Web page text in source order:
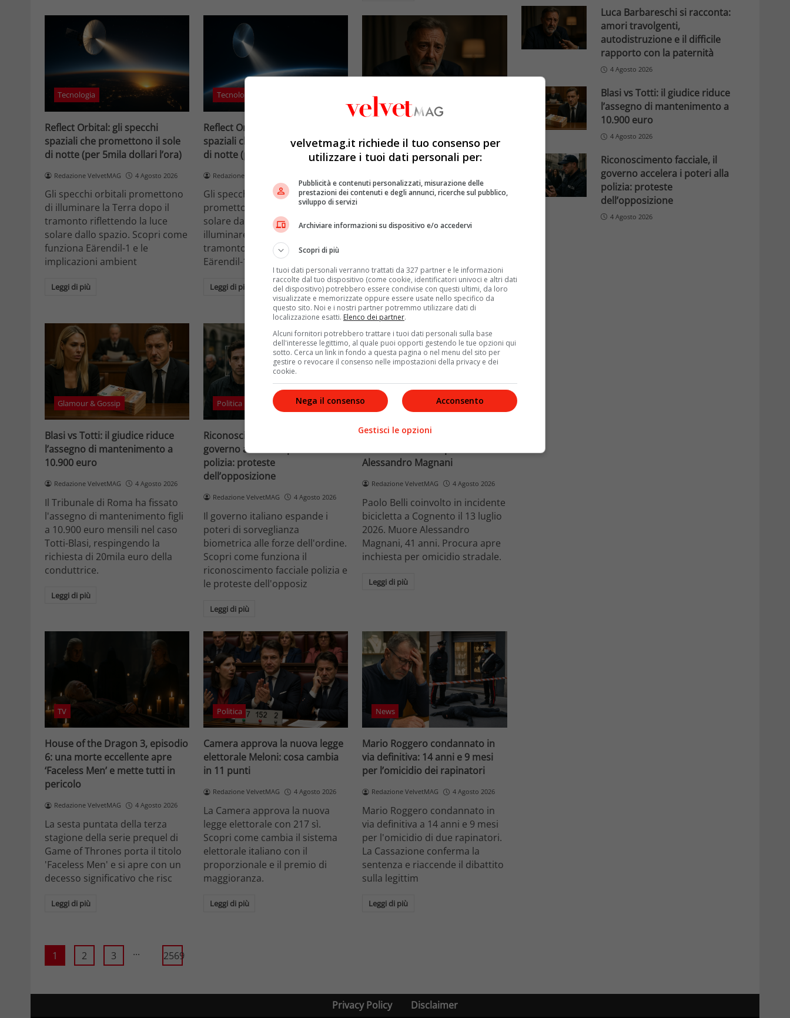
Tecnologia
Reflect Orbital: gli specchi
spaziali che promettono il sole
di notte (per 5mila dollari l’ora)
Redazione VelvetMAG 4 Agosto 2026
Gli specchi orbitali promettono
di illuminare la Terra dopo il
tramonto riflettendo la luce
solare dallo spazio. Scopri come
funziona Eärendil-1 e le
implicazioni ambient
Leggi di più
Tecnologia
Reflect Orbital: gli specchi
spaziali che promettono il sole
di notte (per 5mila dollari l’ora)
Redazione VelvetMAG
Gli specchi orbitali spaziali
promettono di riflettere la luce
solare dallo spazio per
illuminare la Terra dopo il
tramonto. Scopri come funziona
Eärendil-1 e le implicaz
Leggi di più
Esclusiva Velvet
amori travolgenti,
autodistruzione e il difficile
rapporto con la paternità
Redazione VelvetMAG 4 Agosto 2026
70 anni in un'intervista intima:
rapporto con la paternità
Leggi di più
Glamour & Gossip
Blasi vs Totti: il giudice riduce
l’assegno di mantenimento a
10.900 euro
Redazione VelvetMAG 4 Agosto 2026
Il Tribunale di Roma ha fissato
l'assegno di mantenimento figli
a 10.900 euro mensili nel caso
Totti-Blasi, respingendo la
richiesta di 20mila euro della
conduttrice.
Leggi di più
Politica
Riconoscimento facciale, il
governo accelera i poteri alla
polizia: proteste
dell’opposizione
Redazione VelvetMAG 4 Agosto 2026
Il governo italiano espande i
poteri di sorveglianza
biometrica alle forze dell'ordine.
Scopri come funziona il
riconoscimento facciale polizia e
le proteste dell'opposiz
Leggi di più
News
Paolo Belli, tragico incidente in
Alessandro Magnani
Redazione VelvetMAG 4 Agosto 2026
Paolo Belli coinvolto in incidente
bicicletta a Cognento il 13 luglio
2026. Muore Alessandro
Magnani, 41 anni. Procura apre
inchiesta per omicidio stradale.
Leggi di più
TV
House of the Dragon 3, episodio
6: una morte eccellente apre
‘Faceless Men’ e mette tutti in
pericolo
Redazione VelvetMAG 4 Agosto 2026
La sesta puntata della terza
stagione della serie prequel di
Game of Thrones porta il titolo
'Faceless Men' e si apre con un
decesso significativo che risc
Leggi di più
Politica
Camera approva la nuova legge
elettorale Meloni: cosa cambia
in 11 punti
Redazione VelvetMAG 4 Agosto 2026
La Camera approva la nuova
legge elettorale con 217 sì.
Scopri come cambia il sistema
elettorale italiano con il
proporzionale e il premio di
maggioranza.
Leggi di più
News
Mario Roggero condannato in
via definitiva: 14 anni e 9 mesi
per l’omicidio dei rapinatori
Redazione VelvetMAG 4 Agosto 2026
Mario Roggero condannato in
via definitiva a 14 anni e 9 mesi
per l'omicidio di due rapinatori.
La Cassazione conferma la
sentenza e riaccende il dibattito
sulla legittim
Leggi di più
1 2 3 ... 2569
Luca Barbareschi si racconta:
amori travolgenti,
autodistruzione e il difficile
rapporto con la paternità
4 Agosto 2026
Blasi vs Totti: il giudice riduce
l’assegno di mantenimento a
10.900 euro
4 Agosto 2026
Riconoscimento facciale, il
governo accelera i poteri alla
polizia: proteste
dell’opposizione
4 Agosto 2026
Privacy Policy Disclaimer
velvetmag.it richiede il tuo consenso per
utilizzare i tuoi dati personali per:
Pubblicità e contenuti personalizzati, misurazione delle
prestazioni dei contenuti e degli annunci, ricerche sul pubblico,
sviluppo di servizi
Archiviare informazioni su dispositivo e/o accedervi
Scopri di più
I tuoi dati personali verranno trattati da 327 partner e le informazioni
raccolte dal tuo dispositivo (come cookie, identificatori univoci e altri dati
del dispositivo) potrebbero essere condivise con questi ultimi, da loro
visualizzate e memorizzate oppure essere usate nello specifico da
questo sito. Noi e i nostri partner potremmo utilizzare dati di
localizzazione esatti. Elenco dei partner.
Alcuni fornitori potrebbero trattare i tuoi dati personali sulla base
dell'interesse legittimo, al quale puoi opporti gestendo le tue opzioni qui
sotto. Cerca un link in fondo a questa pagina o nel menu del sito per
gestire o revocare il consenso nelle impostazioni della privacy e dei
cookie.
Acconsento
Nega il consenso
Gestisci le opzioni